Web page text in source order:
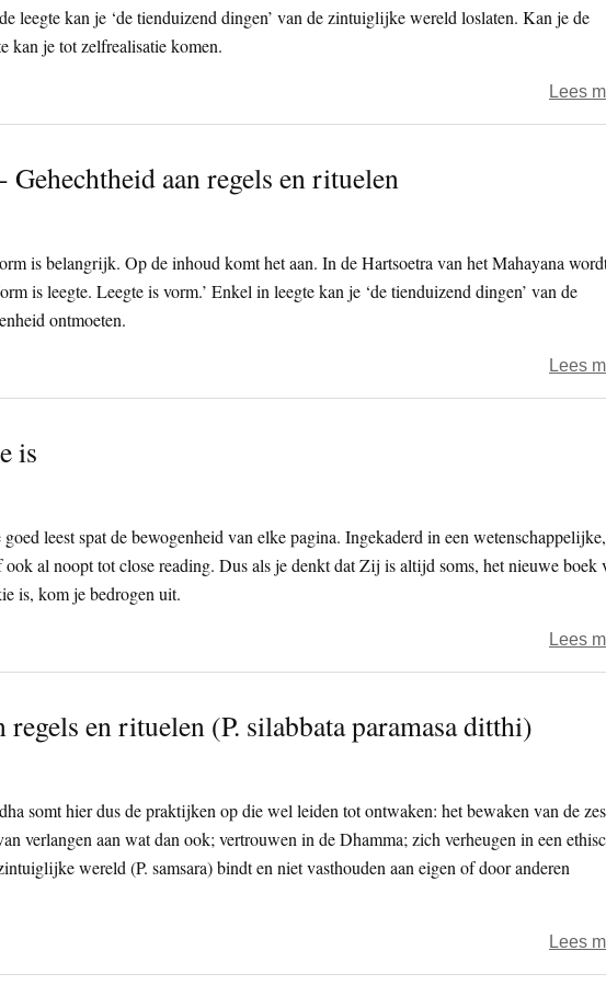
leegte kan je ‘de tienduizend dingen’ van de zintuiglijke wereld loslaten. Kan je de
kan je tot zelfrealisatie komen.
Lees
Gehechtheid aan regels en rituelen
is belangrijk. Op de inhoud komt het aan. In de Hartsoetra van het Mahayana
is leegte. Leegte is vorm.’ Enkel in leegte kan je ‘de tienduizend dingen’ van de
ontmoeten.
Lees
is
leest spat de bewogenheid van elke pagina. Ingekaderd in een wetenschappelijke,
al noopt tot close reading. Dus als je denkt dat Zij is altijd soms, het nieuwe boek
is, kom je bedrogen uit.
Lees
regels en rituelen (P. silabbata paramasa ditthi)
somt hier dus de praktijken op die wel leiden tot ontwaken: het bewaken van de zes
verlangen aan wat dan ook; vertrouwen in de Dhamma; zich verheugen in een
wereld (P. samsara) bindt en niet vasthouden aan eigen of door anderen
Lees